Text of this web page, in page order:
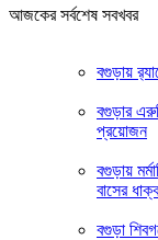
আজকের সর্বশেষ সবখবর
‎বগুড়ায়
বগুড়ার
প্রয়োজন
বগুড়ায়
বাসের
বগুড়া